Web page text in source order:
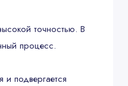
точностью. В
процесс.
подвергается